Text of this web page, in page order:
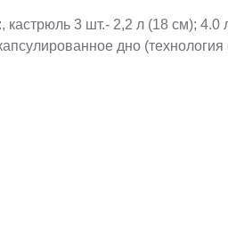
3 шт.- 2,2 л (18 см); 4.0
дно